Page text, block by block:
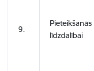
9.
Pieteikšanās
līdzdalībai